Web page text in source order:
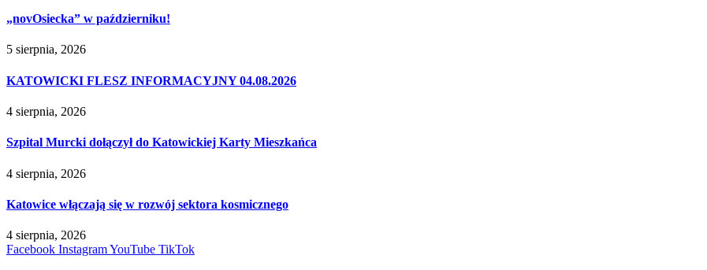
„novOsiecka” w październiku!
5 sierpnia, 2026
KATOWICKI FLESZ INFORMACYJNY 04.08.2026
4 sierpnia, 2026
Szpital Murcki dołączył do Katowickiej Karty Mieszkańca
4 sierpnia, 2026
Katowice włączają się w rozwój sektora kosmicznego
4 sierpnia, 2026
Facebook InstagramYouTube TikTok